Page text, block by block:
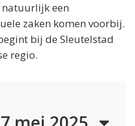
natuurlijk een
zaken komen voorbij.
bij de Sleutelstad
regio.